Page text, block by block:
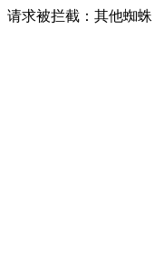
请求被拦截：其他蜘蛛